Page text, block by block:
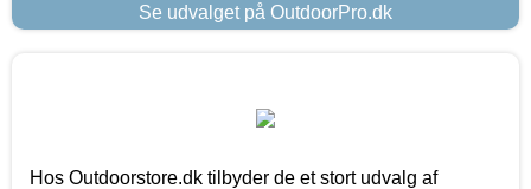
Se udvalget på OutdoorPro.dk
Hos Outdoorstore.dk tilbyder de et stort udvalg af